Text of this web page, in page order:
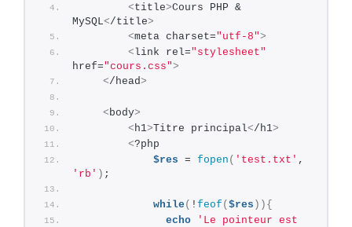
<title>Cours PHP &
MySQL</title>
<meta charset="utf-8">
<link rel="stylesheet"
href="cours.css">
</head>
< body>
< h1>Titre principal</h1>
<?php
$res = fopen ( 'test.txt'
'rb' ) ;
while ( ! feof ($res )){
echo
'Le pointeur est